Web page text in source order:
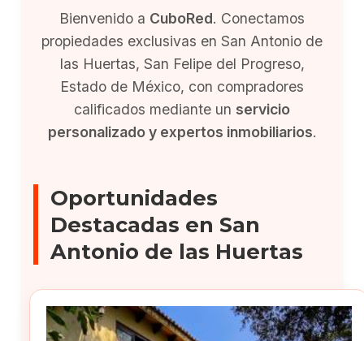
Bienvenido a CuboRed. Conectamos
propiedades exclusivas en San Antonio de
las Huertas, San Felipe del Progreso,
Estado de México, con compradores
calificados mediante un servicio
personalizado y expertos inmobiliarios.
Oportunidades
Destacadas en San
Antonio de las Huertas